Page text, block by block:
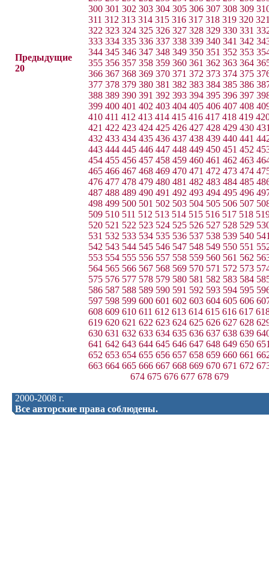
Предыдущие
20
300 301 302 303 304 305 306 307 308 309
311 312 313 314 315 316 317 318 319 320
322 323 324 325 326 327 328 329 330 331
333 334 335 336 337 338 339 340 341 342
344 345 346 347 348 349 350 351 352 353
355 356 357 358 359 360 361 362 363 364
366 367 368 369 370 371 372 373 374 375
377 378 379 380 381 382 383 384 385 386
388 389 390 391 392 393 394 395 396 397
399 400 401 402 403 404 405 406 407 408
410 411 412 413 414 415 416 417 418 419
421 422 423 424 425 426 427 428 429 430
432 433 434 435 436 437 438 439 440 441
443 444 445 446 447 448 449 450 451 452
454 455 456 457 458 459 460 461 462 463
465 466 467 468 469 470 471 472 473 474
476 477 478 479 480 481 482 483 484 485
487 488 489 490 491 492 493 494 495 496
498 499 500 501 502 503 504 505 506 507
509 510 511 512 513 514 515 516 517 518
520 521 522 523 524 525 526 527 528 529
531 532 533 534 535 536 537 538 539 540
542 543 544 545 546 547 548 549 550 551
553 554 555 556 557 558 559 560 561 562
564 565 566 567 568 569 570 571 572 573
575 576 577 578 579 580 581 582 583 584
586 587 588 589 590 591 592 593 594 595
597 598 599 600 601 602 603 604 605 606
608 609 610 611 612 613 614 615 616 617
619 620 621 622 623 624 625 626 627 628
630 631 632 633 634 635 636 637 638 639
641 642 643 644 645 646 647 648 649 650
652 653 654 655 656 657 658 659 660 661
663 664 665 666 667 668 669 670 671 672
674 675 676 677 678 679
2000-2008 г.
Все авторские права соблюдены.